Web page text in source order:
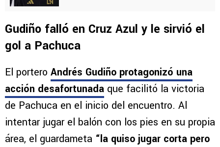
Gudiño falló en Cruz Azul y le sirvió el
gol a Pachuca
El portero Andrés Gudiño protagonizó una
acción desafortunada que facilitó la victoria
de Pachuca en el inicio del encuentro. Al
intentar jugar el balón con los pies en su propia
área, el guardameta “la quiso jugar corta pero